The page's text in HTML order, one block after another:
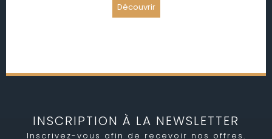
INSCRIPTION À LA NEWSLETTER
Inscrivez-vous afin de recevoir nos offres.